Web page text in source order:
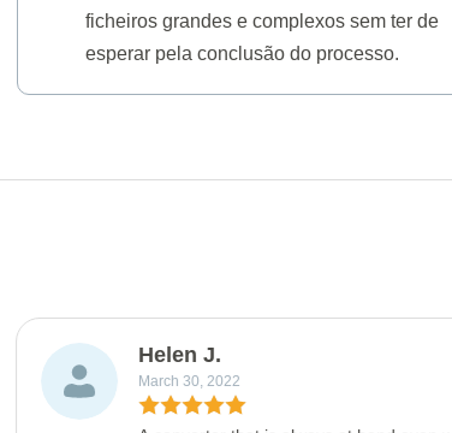
ficheiros grandes e complexos sem ter de
esperar pela conclusão do processo.
Helen J.
March 30, 2022